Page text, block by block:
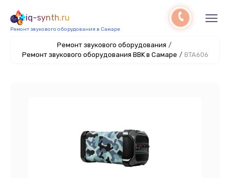
iq-synth.ru
Ремонт звукового оборудования в Самаре
Ремонт звукового оборудования /
Ремонт звукового оборудования BBK в Самаре / BTA606